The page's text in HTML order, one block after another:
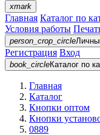
xmark
Главная Каталог по
Условия работы
person_crop_circle
Регистрация Вход
book_circleКаталог по
Главная
Каталог
Кнопки оптом
Кнопки
0889